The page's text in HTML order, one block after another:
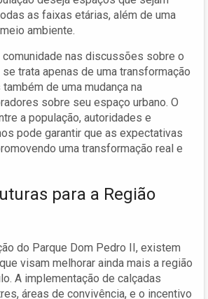
as faixas etárias, além de uma
ambiente.
comunidade nas discussões sobre o
trata apenas de uma transformação
de uma mudança na
sobre seu espaço urbano. O
a população, autoridades e
pode garantir que as expectativas
uma transformação real e
para a Região
do Parque Dom Pedro II, existem
visam melhorar ainda mais a região
A implementação de calçadas
áreas de convivência, e o incentivo